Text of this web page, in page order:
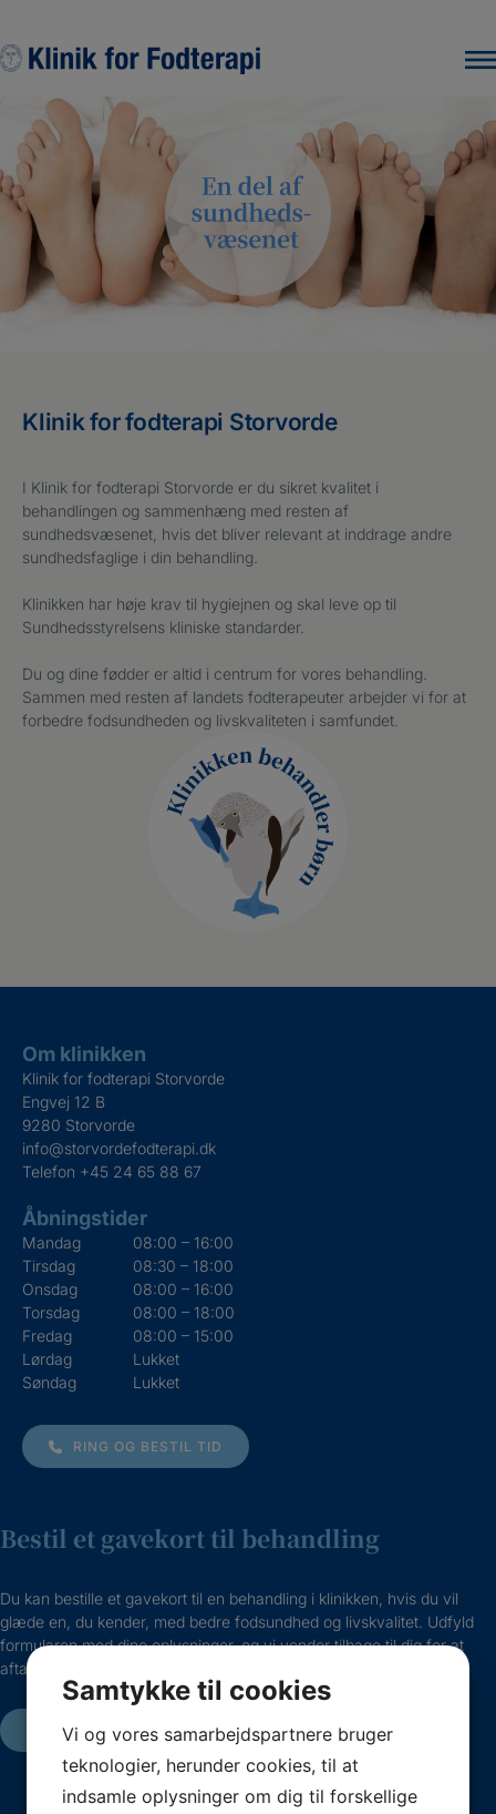
indholdet
Klinik for fodterapi Storvorde
I Klinik for fodterapi Storvorde er du sikret kvalitet i
behandlingen og sammenhæng med resten af
sundhedsvæsenet, hvis det bliver relevant at inddrage andre
sundhedsfaglige i din behandling.
Klinikken har høje krav til hygiejnen og skal leve op til
Sundhedsstyrelsens kliniske standarder.
Du og dine fødder er altid i centrum for vores behandling.
Sammen med resten af landets fodterapeuter arbejder vi for at
forbedre fodsundheden og livskvaliteten i samfundet.
Om klinikken
Klinik for fodterapi Storvorde
Engvej 12 B
9280 Storvorde
info@storvordefodterapi.dk
Telefon +45 24 65 88 67
Åbningstider
Mandag
08:00 – 16:00
Tirsdag
08:30 – 18:00
Onsdag
08:00 – 16:00
Torsdag
08:00 – 18:00
Fredag
08:00 – 15:00
Lørdag
Lukket
Søndag
Lukket
RING OG BESTIL TID
Bestil et gavekort til behandling
Du kan bestille et gavekort til en behandling i klinikken, hvis du vil
glæde en, du kender, med bedre fodsundhed og livskvalitet. Udfyld
formularen med dine oplysninger, og vi vender tilbage til dig for at
aftale mere om gavekortet.
BESTIL GAVEKORT
Samtykke til cookies
Vi og vores samarbejdspartnere bruger
teknologier, herunder cookies, til at
indsamle oplysninger om dig til forskellige